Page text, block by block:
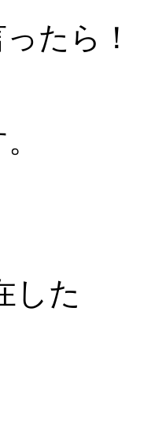
言った
した